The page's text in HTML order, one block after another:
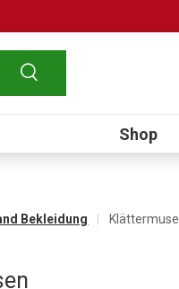
Suchen
Submenu
Shop
Bekleidung